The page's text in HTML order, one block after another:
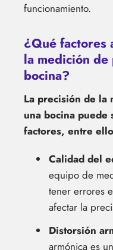
funcionamiento.
¿Qué factores
la medición
bocina?
La precisión de la
una bocina puede
factores, entre
Calidad del
equipo de
tener errores
afectar la
Distorsión
armónica es